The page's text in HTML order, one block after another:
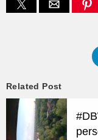
Related Post